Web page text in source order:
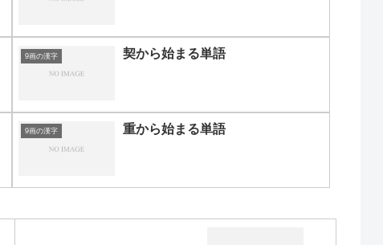
9画の漢字 契から始まる単語
9画の漢字 重から始まる単語